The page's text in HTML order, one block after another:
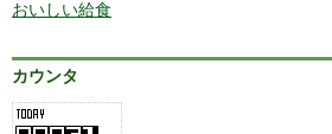
おいしい給食
カウンタ